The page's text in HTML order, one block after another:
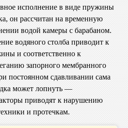
исполнение в виде пружины
он рассчитан на временную
водой камеры с барабаном.
водяного столба приводит к
и соответственно к
запорного мембранного
постоянном сдавливании сама
может лопнуть —
приводят к нарушению
и протечкам.